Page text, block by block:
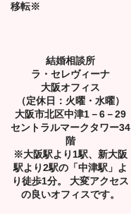
移転※
結婚相談所
ラ・セレヴィーナ
大阪オフィス
（定休日：火曜・水曜）
大阪市北区中津1－6－29
セントラルマークタワー34
階
※大阪駅より1駅、新大阪
駅より2駅の「中津駅」よ
り徒歩1分。 大変アクセス
の良いオフィスです。